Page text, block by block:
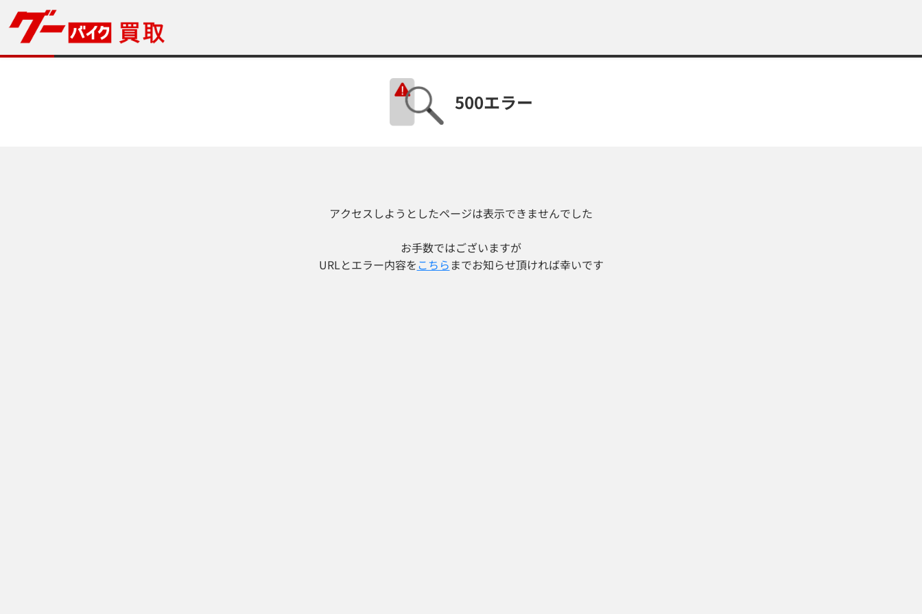
500エラー
アクセスしようとしたページは表示できませんでした
お手数ではございますが
URLとエラー内容をこちら までお知らせ頂ければ幸いです